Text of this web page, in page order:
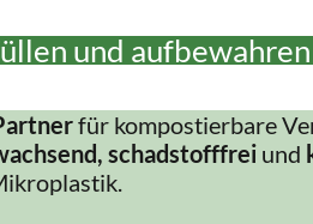
und aufbewahren
für kompostierbare
schadstofffreiund